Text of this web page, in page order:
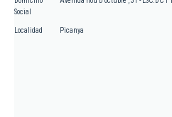
Social
Localidad Picanya